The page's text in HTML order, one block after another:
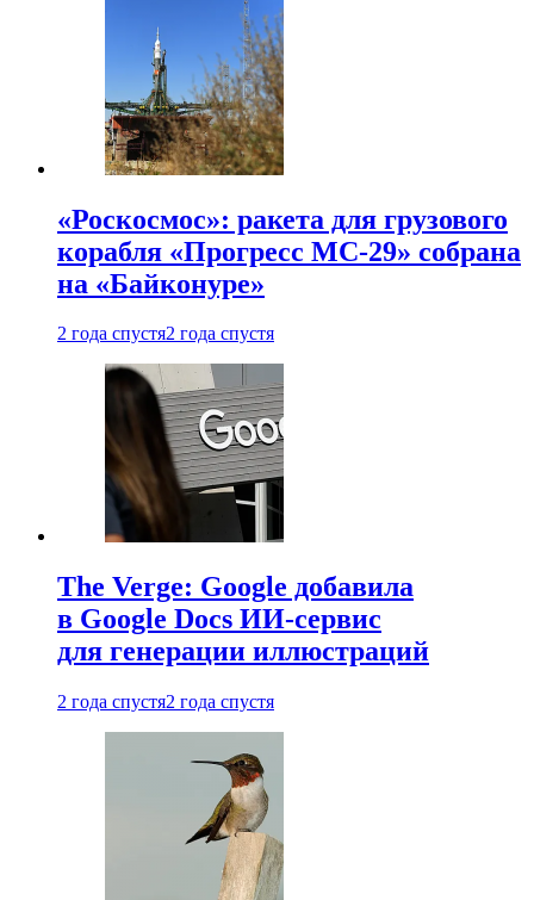
«Роскосмос»: ракета для грузового
корабля «Прогресс МС-29» собрана
на «Байконуре»
2 года спустя2 года спустя
The Verge: Google добавила
в Google Docs ИИ-сервис
для генерации иллюстраций
2 года спустя2 года спустя